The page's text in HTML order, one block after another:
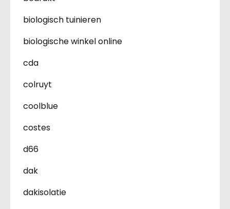
biologisch tuinieren
biologische winkel online
cda
colruyt
coolblue
costes
d66
dak
dakisolatie